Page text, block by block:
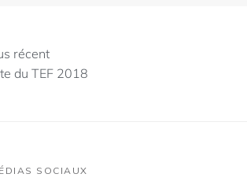
récent
du TEF 2018
SOCIAUX